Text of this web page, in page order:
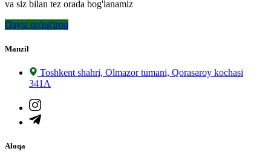
va siz bilan tez orada bog'lanamiz
Qayta qo'ng'iroq
Manzil
Toshkent shahri, Olmazor tumani, Qorasaroy kochasi
341A
Aloqa